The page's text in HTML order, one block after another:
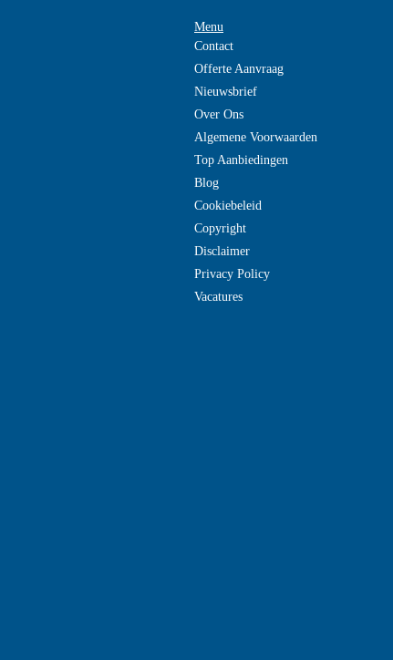
Menu
Contact
Offerte Aanvraag
Nieuwsbrief
Over Ons
Algemene Voorwaarden
Top Aanbiedingen
Blog
Cookiebeleid
Copyright
Disclaimer
Privacy Policy
Vacatures